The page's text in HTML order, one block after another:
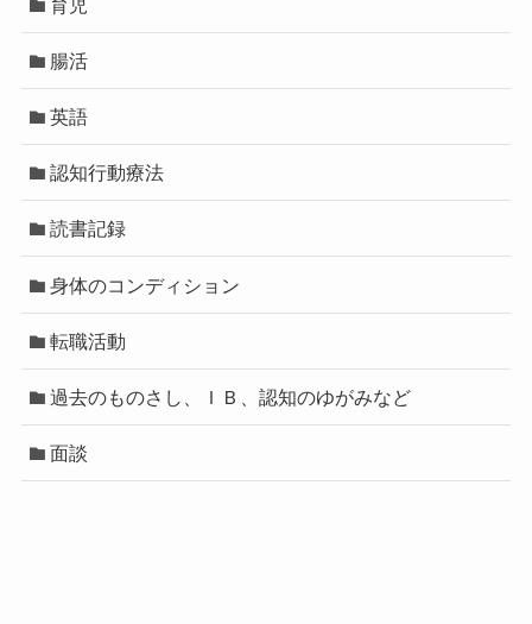
育児
腸活
英語
認知行動療法
読書記録
身体のコンディション
転職活動
過去のものさし、ＩＢ、認知のゆがみなど
面談